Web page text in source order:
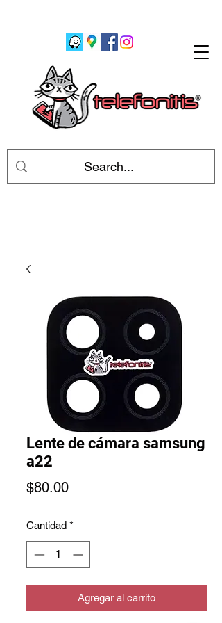
Lente de cámara samsung
a22
$80.00Precio
Cantidad *
Agregar al carrito